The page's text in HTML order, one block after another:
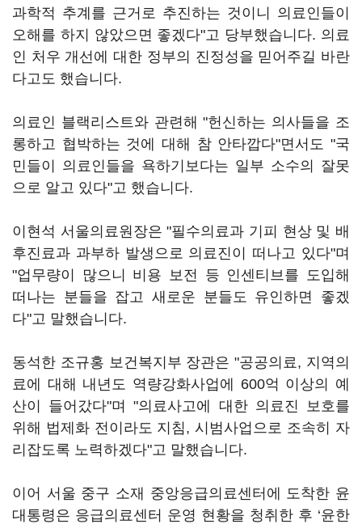
과학적 추계를 근거로 추진하는 것이니 의료인들이
오해를 하지 않았으면 좋겠다"고 당부했습니다. 의료
인 처우 개선에 대한 정부의 진정성을 믿어주길 바란
다고도 했습니다.
의료인 블랙리스트와 관련해 "헌신하는 의사들을 조
롱하고 협박하는 것에 대해 참 안타깝다"면서도 "국
민들이 의료인들을 욕하기보다는 일부 소수의 잘못
으로 알고 있다"고 했습니다.
이현석 서울의료원장은 "필수의료과 기피 현상 및 배
후진료과 과부하 발생으로 의료진이 떠나고 있다"며
"업무량이 많으니 비용 보전 등 인센티브를 도입해
떠나는 분들을 잡고 새로운 분들도 유인하면 좋겠
다"고 말했습니다.
동석한 조규홍 보건복지부 장관은 "공공의료, 지역의
료에 대해 내년도 역량강화사업에 600억 이상의 예
산이 들어갔다"며 "의료사고에 대한 의료진 보호를
위해 법제화 전이라도 지침, 시범사업으로 조속히 자
리잡도록 노력하겠다"고 말했습니다.
이어 서울 중구 소재 중앙응급의료센터에 도착한 윤
대통령은 응급의료센터 운영 현황을 청취한 후 ‘윤한